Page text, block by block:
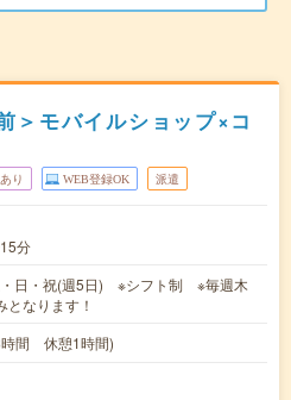
＞モバイルショップ×コ
り WEB登録OK 派遣
分
・日・祝(週5日) ※シフト制 ※毎週木
なります！
間 休憩1時間)